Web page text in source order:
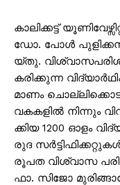
കാ​ലി​ക്ക​ട്ട്
ഡോ. ​പോ​ൾ
യ്തു.
ക​രി​ക്കു​ന്ന
മാ​ണം
വ​ക​ക​ളി​ൽ നി​ന്നും
ക്കി​യ 1200 ഓ​ളം
രു​ദ
രൂ​പ​ത വി​ശ്വാ​സ
ഫാ. ​സി​ജോ